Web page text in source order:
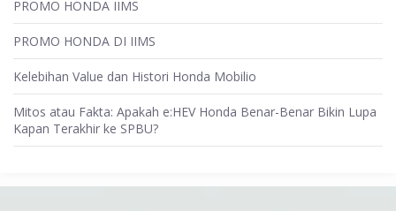
PROMO HONDA IIMS
PROMO HONDA DI IIMS
Kelebihan Value dan Histori Honda Mobilio
Mitos atau Fakta: Apakah e:HEV Honda Benar-Benar Bikin Lupa
Kapan Terakhir ke SPBU?